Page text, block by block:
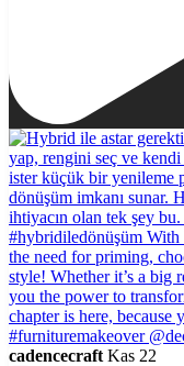
cadencecraft Kas 22